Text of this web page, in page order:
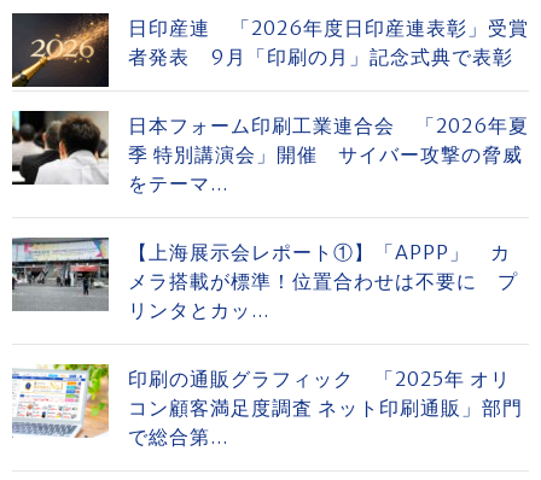
日印産連 「2026年度日印産連表彰」受賞
者発表 9月「印刷の月」記念式典で表彰
日本フォーム印刷工業連合会 「2026年夏
季 特別講演会」開催 サイバー攻撃の脅威
をテーマ...
【上海展示会レポート①】「APPP」 カ
メラ搭載が標準！位置合わせは不要に プ
リンタとカッ...
印刷の通販グラフィック 「2025年 オリ
コン顧客満足度調査 ネット印刷通販」部門
で総合第...